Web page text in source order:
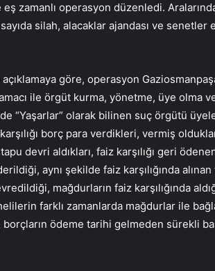
zamanlı operasyon düzenledi.
silah, alacaklar ajandası ve senetler
göre, operasyon
ile örgüt kurma, yönetme, üye olma
“Yaşarlar” olarak bilinen suç örgütü
borç para verdikleri, vermiş
devri aldıkları, faiz karşılığı geri
aynı şekilde faiz karşılığında
mağdurların faiz karşılığında
farklı zamanlarda mağdurlar ile
ödeme tarihi gelmeden sürekli